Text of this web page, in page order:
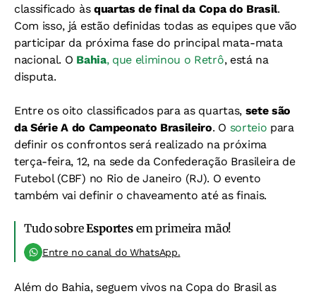
classificado às quartas de final da Copa do Brasil.
Com isso, já estão definidas todas as equipes que vão
participar da próxima fase do principal mata-mata
nacional. O Bahia, que eliminou o Retrô, está na
disputa.
Entre os oito classificados para as quartas, sete são
da Série A do Campeonato Brasileiro. O sorteio para
definir os confrontos será realizado na próxima
terça-feira, 12, na sede da Confederação Brasileira de
Futebol (CBF) no Rio de Janeiro (RJ). O evento
também vai definir o chaveamento até as finais.
Tudo sobreEsportesem primeira mão!
Entre no canal do WhatsApp.
Além do Bahia, seguem vivos na Copa do Brasil as